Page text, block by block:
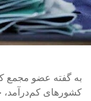
به گفته عضو مجمع